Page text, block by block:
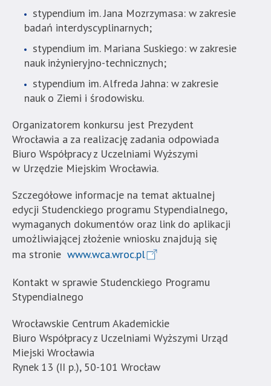
stypendium im. Jana Mozrzymasa: w zakresie
badań interdyscyplinarnych;
stypendium im. Mariana Suskiego: w zakresie
nauk inżynieryjno-technicznych;
stypendium im. Alfreda Jahna: w zakresie
nauk o Ziemi i środowisku.
Organizatorem konkursu jest Prezydent
Wrocławia a za realizację zadania odpowiada
Biuro Współpracy z Uczelniami Wyższymi
w Urzędzie Miejskim Wrocławia.
Szczegółowe informacje na temat aktualnej
edycji Studenckiego programu Stypendialnego,
wymaganych dokumentów oraz link do aplikacji
umożliwiającej złożenie wniosku znajdują się
ma stronie www.wca.wroc.pl
Kontakt w sprawie Studenckiego Programu
Stypendialnego
Wrocławskie Centrum Akademickie
Biuro Współpracy z Uczelniami Wyższymi Urząd
Miejski Wrocławia
Rynek 13 (II p.), 50-101 Wrocław